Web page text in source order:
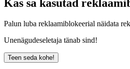
Kas sa kasutad
Palun luba reklaamiblokeerial näidata
Unenägudeseletaja tänab sind!
Teen seda kohe!